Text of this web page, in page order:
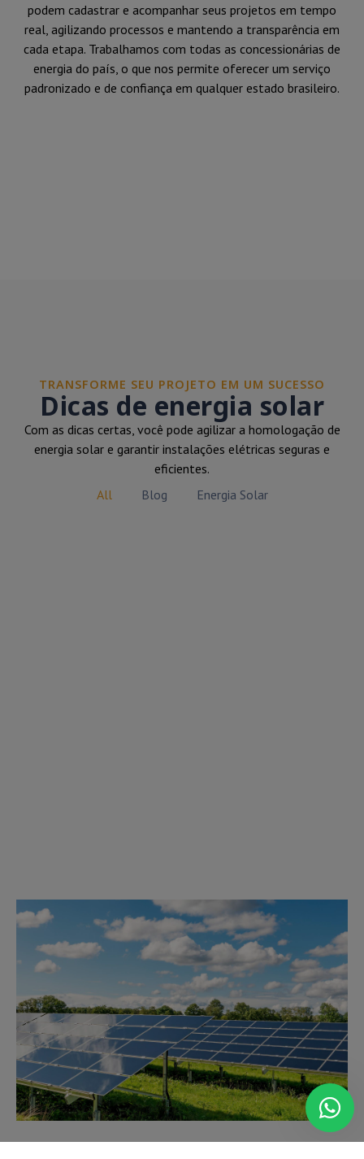
podem cadastrar e acompanhar seus projetos em tempo
real, agilizando processos e mantendo a transparência em
cada etapa. Trabalhamos com todas as concessionárias de
energia do país, o que nos permite oferecer um serviço
padronizado e de confiança em qualquer estado brasileiro.
TRANSFORME SEU PROJETO EM UM SUCESSO
Dicas de energia solar
Com as dicas certas, você pode agilizar a homologação de
energia solar e garantir instalações elétricas seguras e
eficientes.
All
Blog Energia Solar